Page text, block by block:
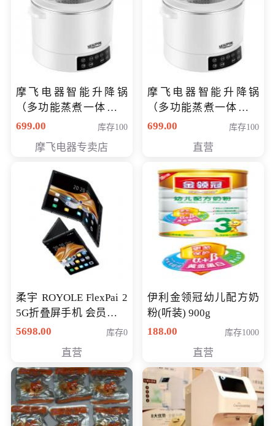
摩飞电器智能升降锅
（多功能蒸煮一体锅）
（智能升降养生锅） 会
699.00 库存100
摩飞电器专卖店
摩飞电器智能升降锅
（多功能蒸煮一体锅）
（智能升降养生锅） 会
699.00 库存100
直营
柔宇 ROYOLE FlexPai 2
5G折叠屏手机 会员专享
购买价格 4998元
5698.00 库存0
直营
伊利金领冠幼儿配方奶
粉(听装) 900g
188.00
库存1000
直营